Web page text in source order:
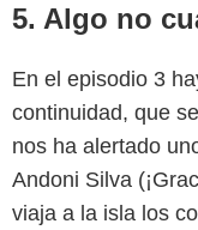
5. Algo no
En el episodio 3
continuidad, que
nos ha alertado
Andoni Silva
viaja a la isla los